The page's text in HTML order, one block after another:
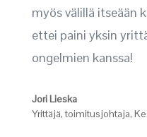
myös välillä itseään
ettei paini yksin
ongelmien kanssa!
Jori Lieska
Yrittäjä, toimitusjohtaja,